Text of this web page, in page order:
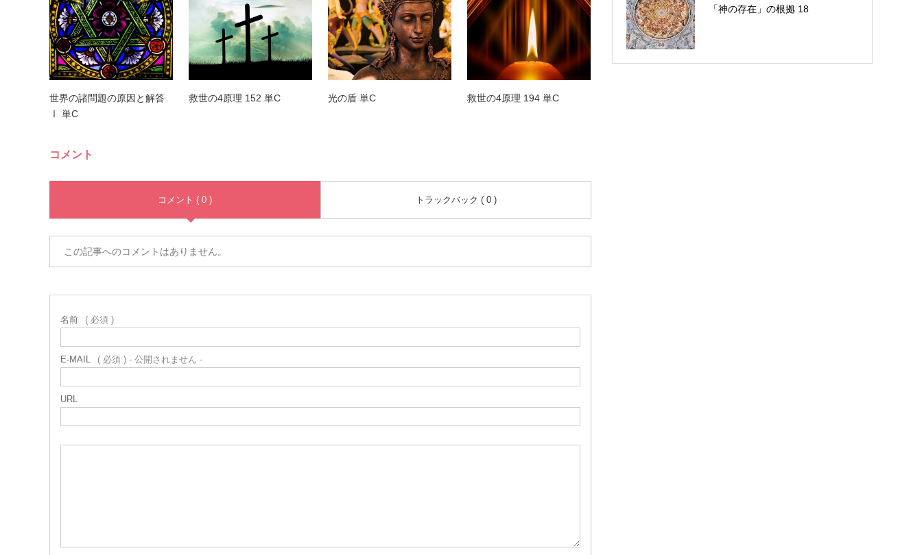
世界の諸問題の原因と解答
Ⅰ 単C
救世の4原理 152 単C 光の盾 単C 救世の4原理 194 単C
コメント
コメント ( 0 ) トラックバック ( 0 )
この記事へのコメントはありません。
名前 ( 必須 )
E-MAIL ( 必須 ) - 公開されません -
URL
「神の存在」の根拠 18